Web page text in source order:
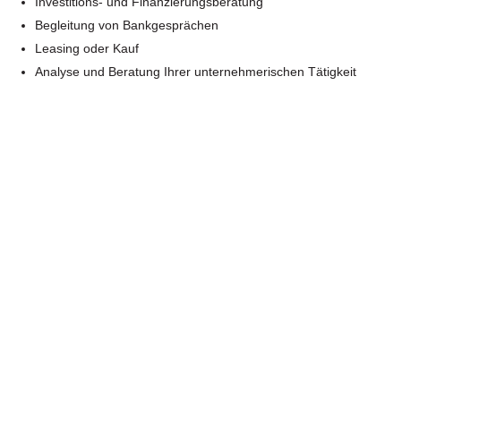
Begleitung von Bankgesprächen
Leasing oder Kauf
Analyse und Beratung Ihrer unternehmerischen Tätigkeit